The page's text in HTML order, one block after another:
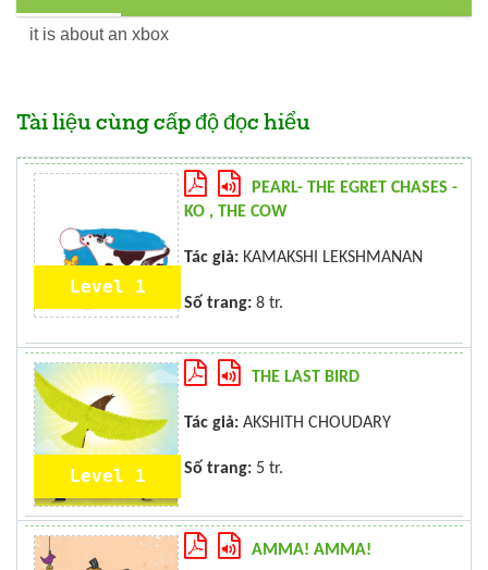
it is about an xbox
Tài liệu cùng cấp độ đọc hiểu
Level 1
PEARL- THE EGRET CHASES -
KO , THE COW
Tác giả: KAMAKSHI LEKSHMANAN
Số trang: 8 tr.
Level 1
THE LAST BIRD
Tác giả: AKSHITH CHOUDARY
Số trang: 5 tr.
AMMA! AMMA!